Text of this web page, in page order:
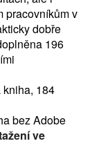
pracovníkům v
dobře
196
184
bez Adobe
ve